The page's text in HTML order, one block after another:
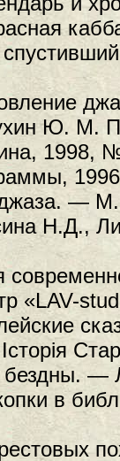
Ю. М.
1998,
—
Н.Д.,
«LAV-
бездны.
в